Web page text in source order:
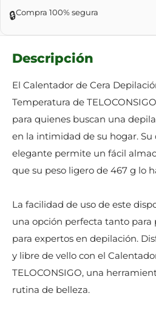
🔒Compra 100% segura
Descripción
El Calentador de Cera
Temperatura de
para quienes buscan una
en la intimidad de su hogar.
elegante permite un fácil
que su peso ligero de 467 g lo
La facilidad de uso de este
una opción perfecta tanto
para expertos en depilación.
y libre de vello con el
TELOCONSIGO, una
rutina de belleza.